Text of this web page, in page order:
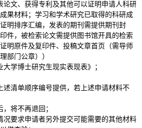
论文、获得专利及其他可以证明申请人科研
果材料；学习和学术研究已取得的科研成
明排序汇编，发表的期刊需提供期刊封
件，被检索论文需提供图书馆开具的检索
明原件及复印件、投稿文章首页（需导师
部门公章））
大学博士研究生现实表现表》；
述清单顺序编号提供，若上述申请材料不
，将不再退回；
况要求申请者另外提交可能需要的其他材料